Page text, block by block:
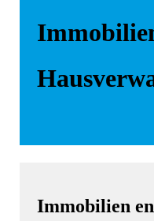
Immobilien